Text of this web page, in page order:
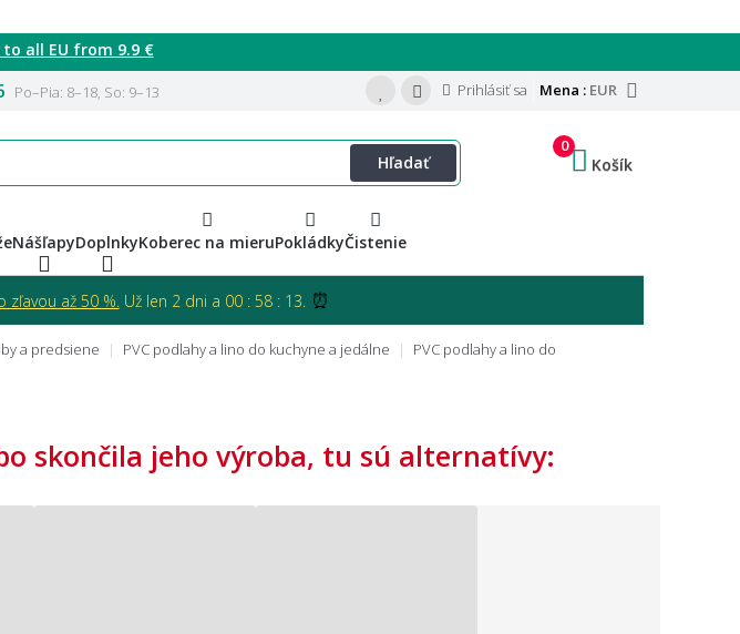
all EU from 9.9 €
Po–Pia: 8–18, So: 9–13 Mena : EUR
Prihlásiť sa
Hľadať
0
Košík
NášľapyDoplnkyKoberec na mieruPokládkyČistenie
zľavou až 50 %. Už len 2 dni a 00 : 58 : 12. ⏰
a predsiene PVC podlahy a lino do kuchyne a jedálne
PVC podlahy a lino do
skončila jeho výroba, tu sú alternatívy: